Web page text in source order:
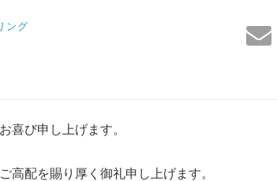
ング
び申し上げます。
配を賜り厚く御礼申し上げます。